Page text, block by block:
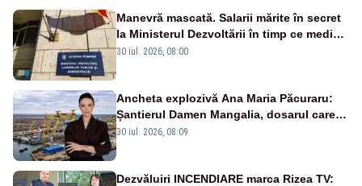
Manevră mascată. Salarii mărite în secret
la Ministerul Dezvoltării în timp ce medicii
ies în stradă
30 iul. 2026, 08:00
Ancheta explozivă Ana Maria Păcuraru:
Șantierul Damen Mangalia, dosarul care
scufundă apărarea României
30 iul. 2026, 08:09
Dezvăluiri INCENDIARE marca Rizea TV: